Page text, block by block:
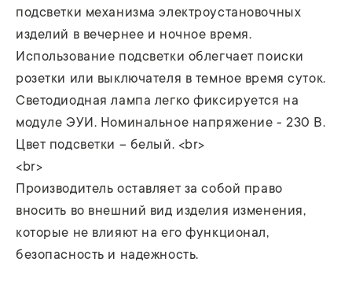
подсветки механизма электроустановочных
изделий в вечернее и ночное время.
Использование подсветки облегчает поиски
розетки или выключателя в темное время суток.
Светодиодная лампа легко фиксируется на
модуле ЭУИ. Номинальное напряжение - 230 В.
Цвет подсветки – белый. <br>
<br>
Производитель оставляет за собой право
вносить во внешний вид изделия изменения,
которые не влияют на его функционал,
безопасность и надежность.